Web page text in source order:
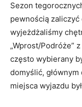
Sezon
pewnością
wyjeżdżaliśmy
„Wprost/Podróże”
często wybierany
domyślić,
miejsca wyjazdu